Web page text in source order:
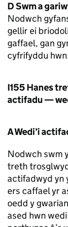
D Swm a
Nodwch
gellir ei
gaffael, gan
cyfrifyddu
I155 Hanes
actifadu —
A Wedi’i
Nodwch swm
treth
actifadwyd yn
ers caffael yr
oedd y
ased hwn